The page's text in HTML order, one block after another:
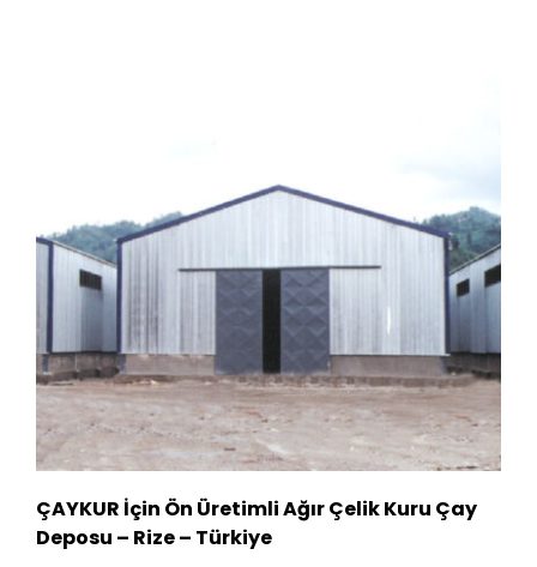
ÇAYKUR İçin Ön Üretimli Ağır Çelik Kuru Çay
Deposu – Rize – Türkiye